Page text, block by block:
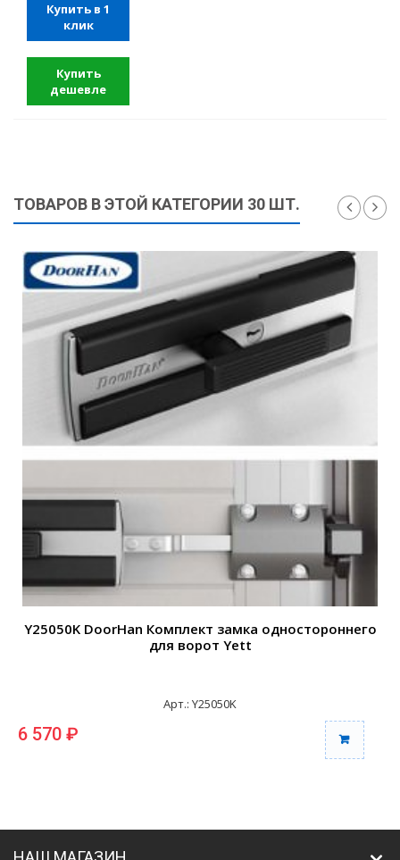
Купить в 1
клик
Купить
дешевле
ТОВАРОВ В ЭТОЙ КАТЕГОРИИ 30 ШТ.
Y25050K DoorHan Комплект замка одностороннего
для ворот Yett
Арт.: Y25050K
6 570 ₽